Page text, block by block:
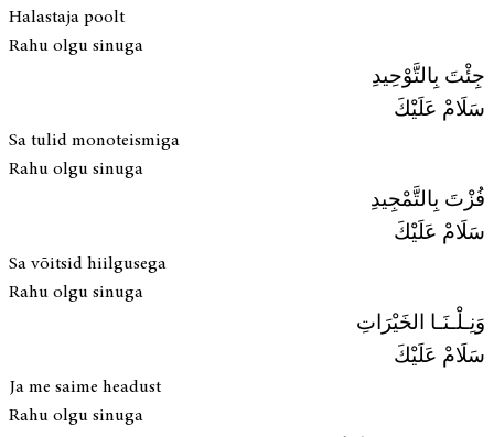
Halastaja poolt
Rahu olgu sinuga
جِئْتَ بِالتَّوْحِيدِ
سَلَامْ عَلَيْكَ
Sa tulid monoteismiga
Rahu olgu sinuga
فُزْتَ بِالتَّمْجِيدِ
سَلَامْ عَلَيْكَ
Sa võitsid hiilgusega
Rahu olgu sinuga
وَنِـلْـنَـا الخَيْرَاتِ
سَلَامْ عَلَيْكَ
Ja me saime headust
Rahu olgu sinuga